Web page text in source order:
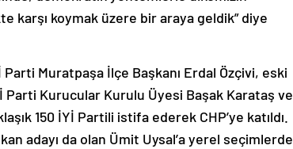
karşı koymak üzere bir araya geldik” diye
Muratpaşa İlçe Başkanı Erdal Özçivi, eski
Parti Kurucular Kurulu Üyesi Başak Karataş ve
150 İYİ Partili istifa ederek CHP’ye katıldı.
adayı da olan Ümit Uysal’a yerel seçimlerde